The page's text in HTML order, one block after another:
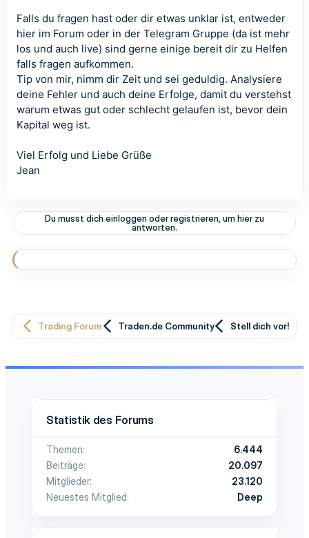
Falls du fragen hast oder dir etwas unklar ist, entweder
hier im Forum oder in der Telegram Gruppe (da ist mehr
los und auch live) sind gerne einige bereit dir zu Helfen
falls fragen aufkommen.
Tip von mir, nimm dir Zeit und sei geduldig. Analysiere
deine Fehler und auch deine Erfolge, damit du verstehst
warum etwas gut oder schlecht gelaufen ist, bevor dein
Kapital weg ist.
Viel Erfolg und Liebe Grüße
Jean
Du musst dich einloggen oder registrieren, um hier zu
antworten.
Trading Forum Traden.de Community Stell dich vor!
Statistik des Forums
Themen
6.444
Beiträge
20.097
Mitglieder
23.120
Neuestes Mitglied
Deep